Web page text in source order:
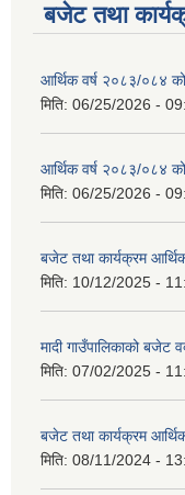
बजेट तथा
आर्थिक वर्ष २०८३/०८४
मिति: 06/25/2026 -
आर्थिक वर्ष २०८३/०८४
मिति: 06/25/2026 -
बजेट तथा कार्यक्रम
मिति: 10/12/2025 -
मादी गाउँपालिकाको
मिति: 07/02/2025 -
बजेट तथा कार्यक्रम
मिति: 08/11/2024 -